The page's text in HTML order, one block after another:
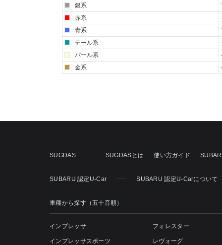
銀系
赤系
青系
テール系
パール系
金系
SUGDAS SUGDASとは 使い方ガイド
SUBARU 認定U-Car SUBARU 認定U-Carについて
車種から探す（五十音順）
インプレッサ
インプレッサスポーツ
フォレスター
レヴォーグ